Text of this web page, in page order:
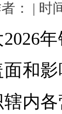
： | 时
和
内